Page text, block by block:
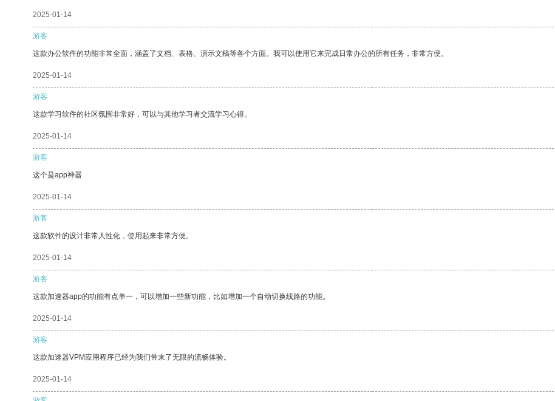
2025-01-14
游客
这款办公软件的功能非常全面，涵盖了文档、表格、演示文稿等各个方面。我可以使用它来完成日常办公的所有任务，非常方便。
2025-01-14
游客
这款学习软件的社区氛围非常好，可以与其他学习者交流学习心得。
2025-01-14
游客
这个是app神器
2025-01-14
游客
这款软件的设计非常人性化，使用起来非常方便。
2025-01-14
游客
这款加速器app的功能有点单一，可以增加一些新功能，比如增加一个自动切换线路的功能。
2025-01-14
游客
这款加速器VPM应用程序已经为我们带来了无限的流畅体验。
2025-01-14